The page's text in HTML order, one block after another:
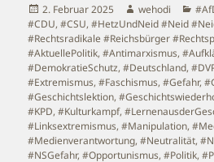
Veröffentlicht
am
2. Februar 2025 Autor
wehodi
#CDU,#CSU,#HetzUndNeid #Neid
#Rechtsradikale #Reichsbürger
#AktuellePolitik,#Antimarxismus,
#DemokratieSchutz,#Deutschland,
#Extremismus,#Faschismus,#Gefahr,
#Geschichtslektion,
#KPD,#Kulturkampf,
#Linksextremismus,#Manipulation,
#Medienverantwortung,#Neutralität,
#NSGefahr,#Opportunismus,#Politik,